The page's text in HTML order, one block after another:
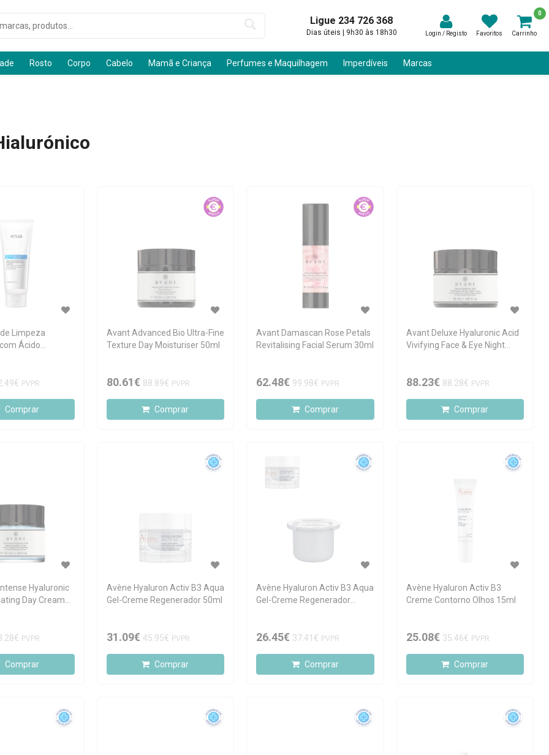
Ligue 234 726 368
Dias úteis | 9h30 às 18h30 Login / Registo Favoritos Carrinho
0
Rosto Corpo Cabelo Mamã e Criança Perfumes e Maquilhagem Imperdíveis Marcas
Limpeza
Ácido
PVPR
Comprar
Avant Advanced Bio Ultra-Fine
Texture Day Moisturiser 50ml
80.61€ 88.89€ PVPR
Comprar
Avant Damascan Rose Petals
Revitalising Facial Serum 30ml
62.48€ 99.98€ PVPR
Comprar
Avant Deluxe Hyaluronic Acid
Vivifying Face & Eye Night
88.23€ 88.28€ PVPR
Comprar
Hyaluronic
Day Cream
PVPR
Comprar
Avène Hyaluron Activ B3 Aqua
Gel-Creme Regenerador 50ml
31.09€ 45.95€ PVPR
Comprar
Avène Hyaluron Activ B3 Aqua
Gel-Creme Regenerador
26.45€ 37.41€ PVPR
Comprar
Avène Hyaluron Activ B3
Creme Contorno Olhos 15ml
25.08€ 35.46€ PVPR
Comprar